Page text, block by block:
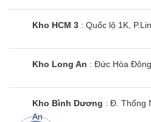
Kho HCM 3 : Quốc lộ 1K,
Kho Long An : Đức Hòa
Kho Bình Dương : Đ. Thống
An